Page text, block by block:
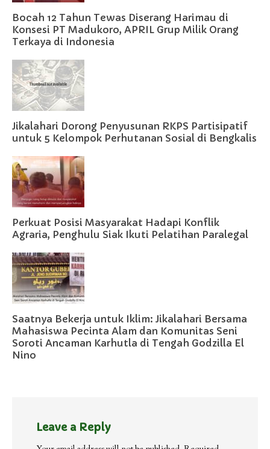
Bocah 12 Tahun Tewas Diserang Harimau di
Konsesi PT Madukoro, APRIL Grup Milik Orang
Terkaya di Indonesia
Jikalahari Dorong Penyusunan RKPS Partisipatif
untuk 5 Kelompok Perhutanan Sosial di Bengkalis
Perkuat Posisi Masyarakat Hadapi Konflik
Agraria, Penghulu Siak Ikuti Pelatihan Paralegal
Saatnya Bekerja untuk Iklim: Jikalahari Bersama
Mahasiswa Pecinta Alam dan Komunitas Seni
Soroti Ancaman Karhutla di Tengah Godzilla El
Nino
Leave a Reply